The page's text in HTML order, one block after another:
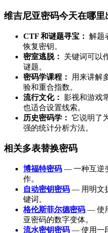
维吉尼亚密码今天在哪里
CTF 和谜题寻宝： 解题
恢复密钥。
密室逃脱：
关键词可以
谜题。
密码学课程：
用来讲解
验和重合指数。
流行文化： 影视和游戏
也适合设置线索。
历史密码学： 它说明了
强的统计分析方法。
相关多表替换密码
博福特密码 — 一种互逆
作。
自动密钥密码 — 用明文
键词。
格伦斯菲尔德密码 — 使
亚密码的数字变体。
流水密钥密码 — 使用一